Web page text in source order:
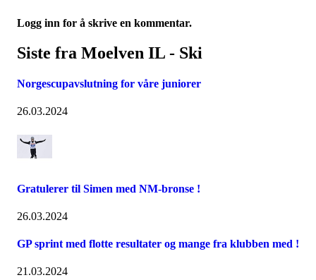
Logg inn for å skrive en kommentar.
Siste fra Moelven IL - Ski
Norgescupavslutning for våre juniorer
26.03.2024
Gratulerer til Simen med NM-bronse !
26.03.2024
GP sprint med flotte resultater og mange fra klubben med !
21.03.2024